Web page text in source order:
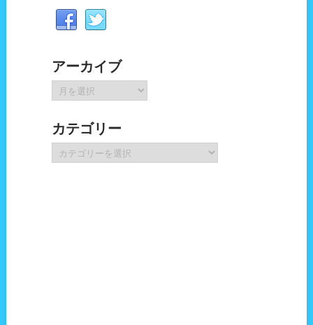
アーカイブ
ー
イ
ブ
カテゴリー
テ